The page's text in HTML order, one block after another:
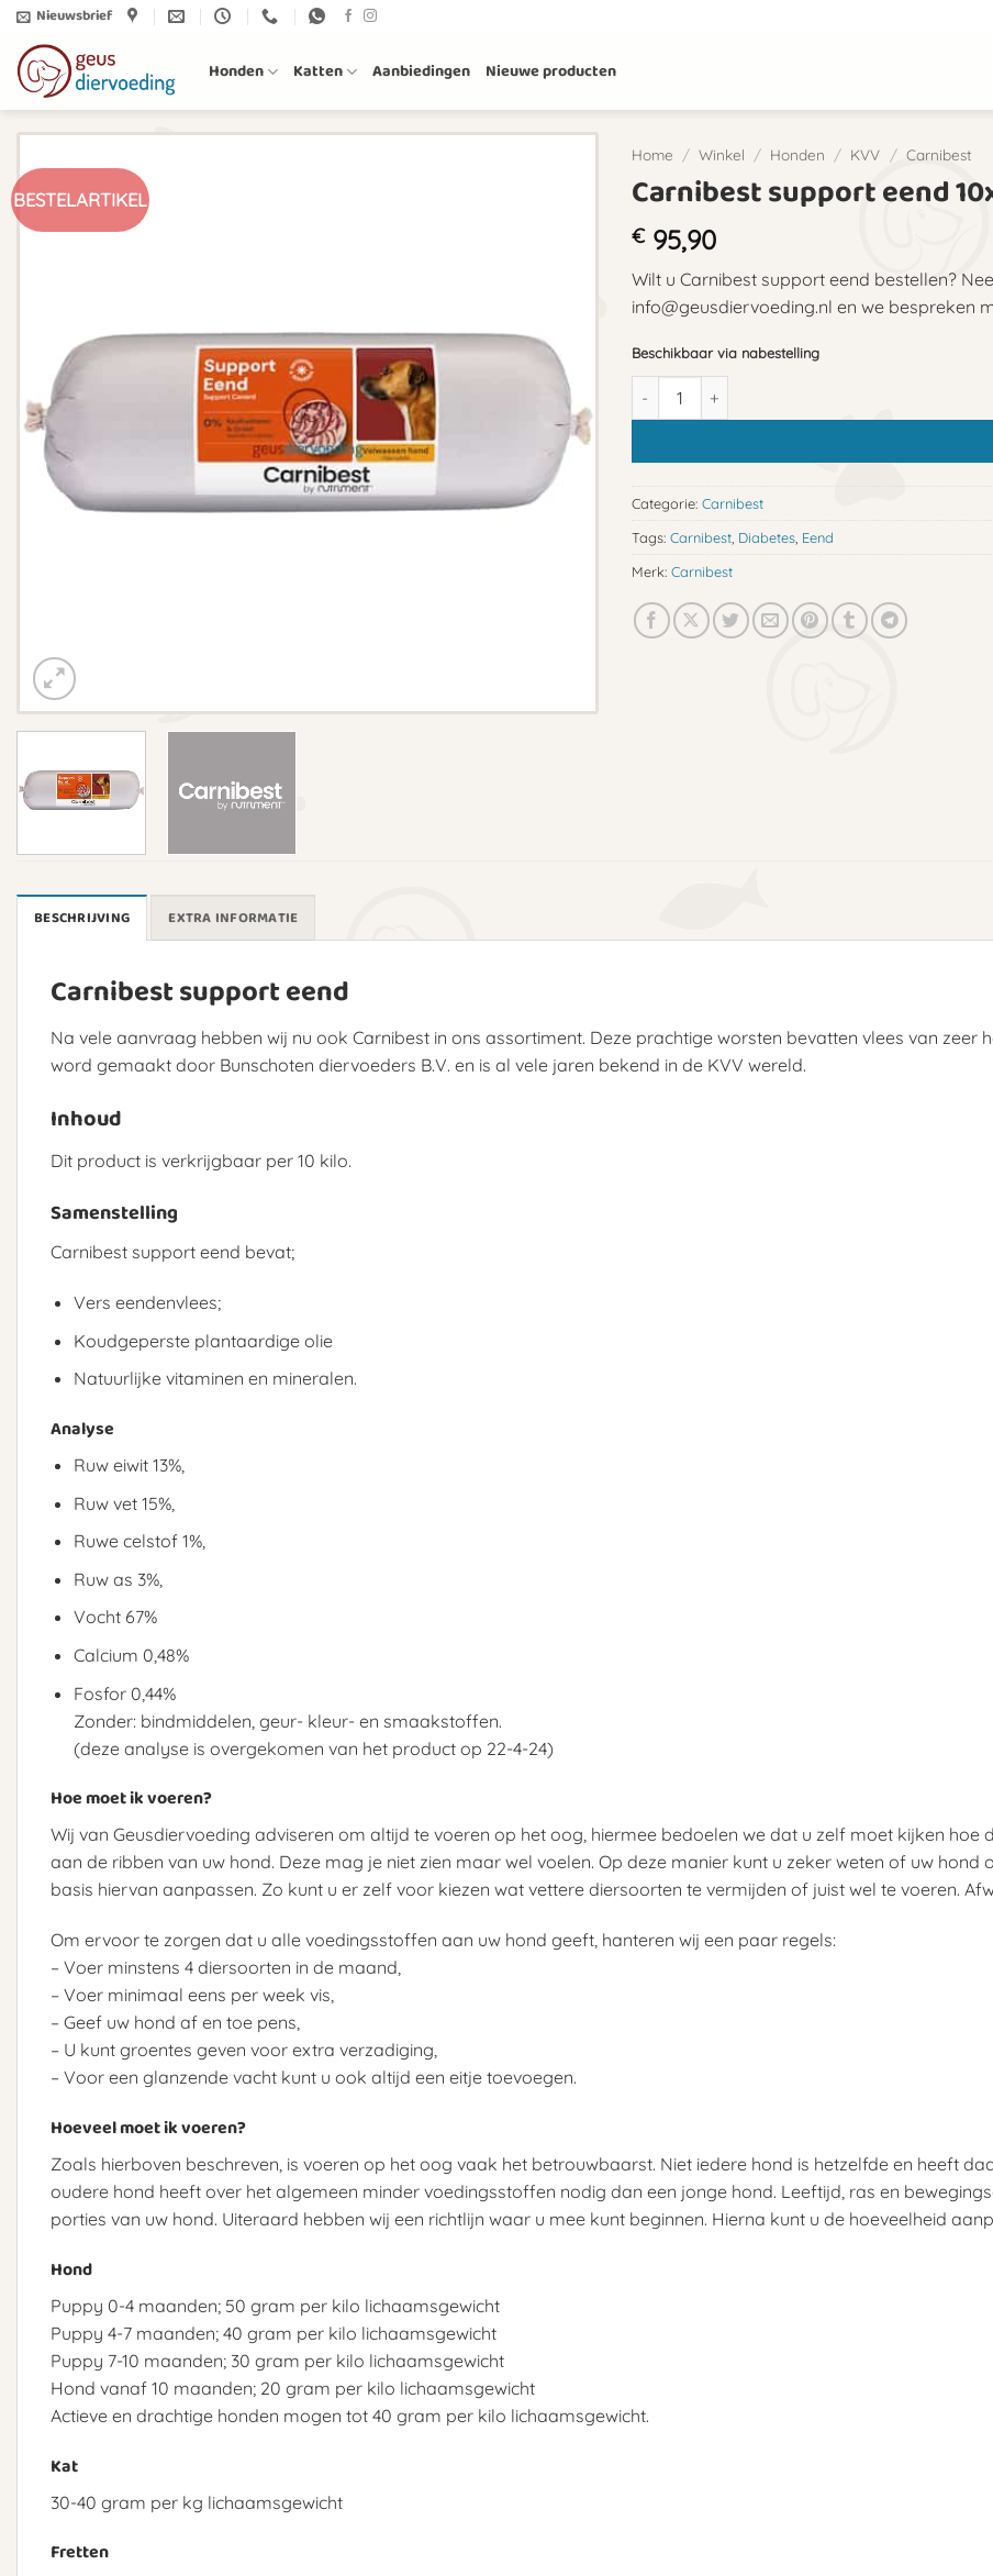
Ga
naar
inhoud
Nieuwsbrief
Honden Katten Aanbiedingen Nieuwe producten
BESTELARTIKEL
Home / Winkel / Honden / KVV / Carnibest
Carnibest support eend
€95,90
Wilt u Carnibest support eend bestellen?
info@geusdiervoeding.nl en we bespreken
Beschikbaar via nabestelling
Carnibest support eend 10x1kg aantal
Categorie: Carnibest
Tags: Carnibest Diabetes Eend
Merk: Carnibest
BESCHRIJVING EXTRA INFORMATIE
Carnibest support eend
Na vele aanvraag hebben wij nu ook Carnibest in ons assortiment. Deze prachtige worsten bevatten vlees van zeer
word gemaakt door Bunschoten diervoeders B.V. en is al vele jaren bekend in de KVV wereld.
Inhoud
Dit product is verkrijgbaar per 10 kilo.
Samenstelling
Carnibest support eend bevat;
Vers eendenvlees;
Koudgeperste plantaardige olie
Natuurlijke vitaminen en mineralen.
Analyse
Ruw eiwit 13%,
Ruw vet 15%,
Ruwe celstof 1%,
Ruw as 3%,
Vocht 67%
Calcium 0,48%
Fosfor 0,44%
Zonder: bindmiddelen, geur- kleur- en smaakstoffen.
(deze analyse is overgekomen van het product op 22-4-24)
Hoe moet ik voeren?
Wij van Geusdiervoeding adviseren om altijd te voeren op het oog, hiermee bedoelen we dat u zelf moet kijken hoe
aan de ribben van uw hond. Deze mag je niet zien maar wel voelen. Op deze manier kunt u zeker weten of uw hond
basis hiervan aanpassen. Zo kunt u er zelf voor kiezen wat vettere diersoorten te vermijden of juist wel te voeren.
Om ervoor te zorgen dat u alle voedingsstoffen aan uw hond geeft, hanteren wij een paar regels:
– Voer minstens 4 diersoorten in de maand,
– Voer minimaal eens per week vis,
– Geef uw hond af en toe pens,
– U kunt groentes geven voor extra verzadiging,
– Voor een glanzende vacht kunt u ook altijd een eitje toevoegen.
Hoeveel moet ik voeren?
Zoals hierboven beschreven, is voeren op het oog vaak het betrouwbaarst. Niet iedere hond is hetzelfde en heeft
oudere hond heeft over het algemeen minder voedingsstoffen nodig dan een jonge hond. Leeftijd, ras en
porties van uw hond. Uiteraard hebben wij een richtlijn waar u mee kunt beginnen. Hierna kunt u de hoeveelheid
Hond
Puppy 0-4 maanden; 50 gram per kilo lichaamsgewicht
Puppy 4-7 maanden; 40 gram per kilo lichaamsgewicht
Puppy 7-10 maanden; 30 gram per kilo lichaamsgewicht
Hond vanaf 10 maanden; 20 gram per kilo lichaamsgewicht
Actieve en drachtige honden mogen tot 40 gram per kilo lichaamsgewicht.
Kat
30-40 gram per kg lichaamsgewicht
Fretten